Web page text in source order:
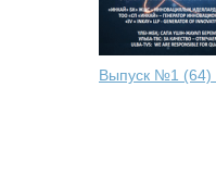
Выпуск №1 (64)